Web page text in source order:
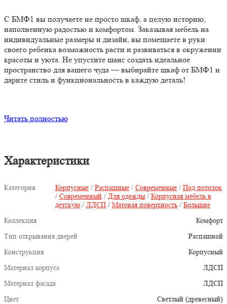
С БМФ1 вы получаете не просто шкаф, а целую историю,
наполненную радостью и комфортом. Заказывая мебель на
индивидуальные размеры и дизайн, вы помещаете в руки
своего ребенка возможность расти и развиваться в окружении
красоты и уюта. Не упустите шанс создать идеальное
пространство для вашего чуда — выбирайте шкаф от БМФ1 и
дарите стиль и функциональность в каждую деталь!
Читать полностью
Характеристики
Категория Корпусные / Распашные / Современные / Под потолок
/ Современный / Для одежды / Корпусная мебель в
детскую / ЛДСП / Матовая поверхность / Большие
Коллекция
Комфорт
Тип открывания дверей
Распашной
Конструкция
Корпусный
Материал корпуса
ЛДСП
Материал фасада
ЛДСП
Цвет
Светлый (древесный)